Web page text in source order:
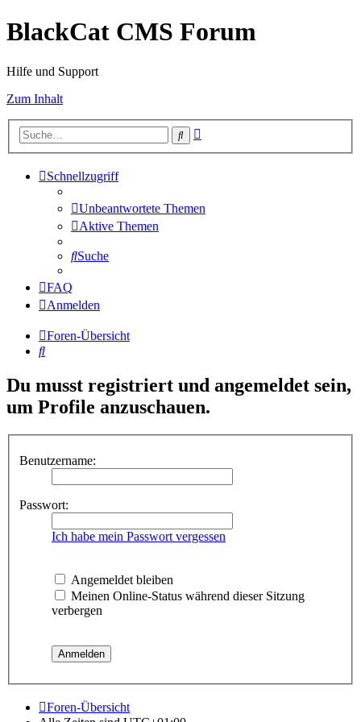
BlackCat CMS Forum
Hilfe und Support
Zum Inhalt
Suche
Schnellzugriff
Unbeantwortete Themen
Aktive Themen
Suche
FAQ
Anmelden
Foren-Übersicht
Suche
Du musst registriert und angemeldet sein,
um Profile anzuschauen.
Benutzername:
Passwort:
Ich habe mein Passwort vergessen
Angemeldet bleiben
Meinen Online-Status während dieser Sitzung
verbergen
Foren-Übersicht